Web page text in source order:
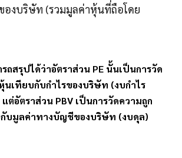
องบริษัท (รวมมูลค่าหุ้นที่ถือโดย
ถสรุปได้ว่าอัตราส่วน PE นั้นเป็นการวัด
นเทียบกับกำไรของบริษัท (งบกำไร
ต่อัตราส่วน PBV เป็นการวัดความถูก
บมูลค่าทางบัญชีของบริษัท (งบดุล)